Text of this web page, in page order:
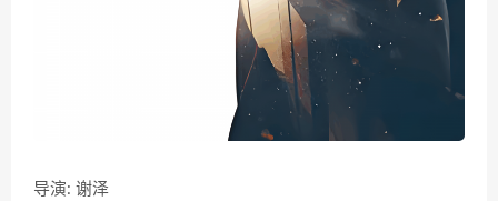
导演: 谢泽